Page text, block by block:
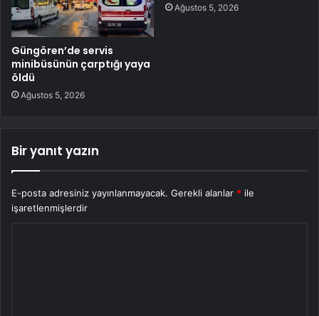
Güngören’de servis
minibüsünün çarptığı yaya
öldü
Ağustos 5, 2026
Ağustos 5, 2026
Bir yanıt yazın
E-posta adresiniz yayınlanmayacak. Gerekli alanlar * ile
işaretlenmişlerdir